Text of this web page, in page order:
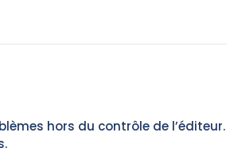
hors du contrôle de l’éditeur.